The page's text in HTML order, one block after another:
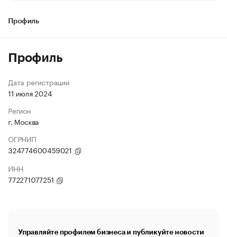
Профиль
Профиль
Дата регистрации
11 июля 2024
Регион
г. Москва
ОГРНИП
324774600459021
ИНН
772271077251
Управляйте профилем бизнеса и публикуйте новости